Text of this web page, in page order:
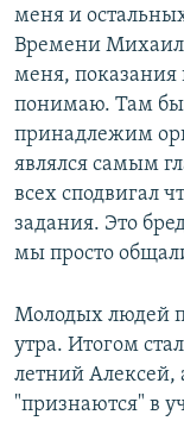
меня и
Времени
меня, показания
понимаю. Там
принадлежим
являлся самым
всех сподвигал
задания. Это
мы просто
Молодых людей
утра. Итогом
летний
"признаются" в